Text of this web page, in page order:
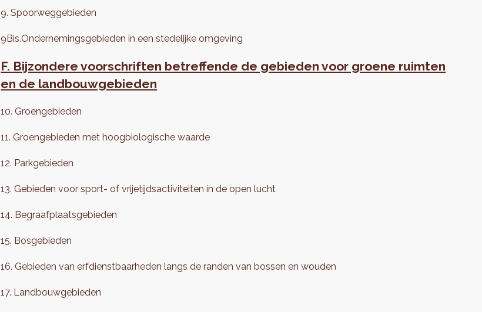
9. Spoorweggebieden
9Bis.Ondernemingsgebieden in een stedelijke omgeving
F. Bijzondere voorschriften betreffende de gebieden voor groene ruimten
en de landbouwgebieden
10. Groengebieden
11. Groengebieden met hoogbiologische waarde
12. Parkgebieden
13. Gebieden voor sport- of vrijetijdsactiviteiten in de open lucht
14. Begraafplaatsgebieden
15. Bosgebieden
16. Gebieden van erfdienstbaarheden langs de randen van bossen en wouden
17. Landbouwgebieden